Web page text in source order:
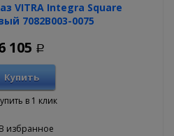
VITRA Integra Square
7082B003-0075
105 Р
Купить
в 1 клик
В избранное